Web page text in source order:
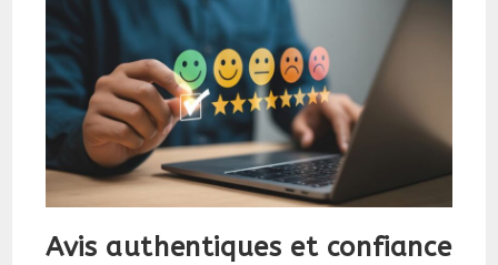
Avis authentiques et confiance